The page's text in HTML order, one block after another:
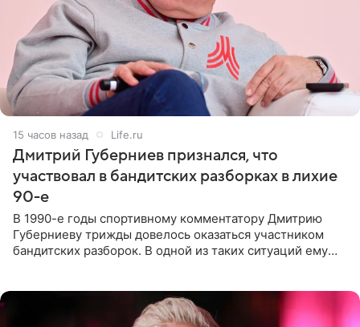
15 часов назад Life.ru
Дмитрий Губерниев признался, что
участвовал в бандитских разборках в лихие
90-е
В 1990-е годы спортивному комментатору Дмитрию
Губерниеву трижды довелось оказаться участником
бандитских разборок. В одной из таких ситуаций ему